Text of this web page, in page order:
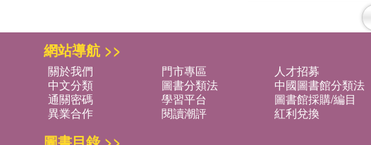
網站導航 >>
關於我們 門市專區 人才招募
中文分類
圖書分類法 中國圖書館分類法
通關密碼
學習平台 圖書館採購/編目
異業合作
閱讀潮評 紅利兌換